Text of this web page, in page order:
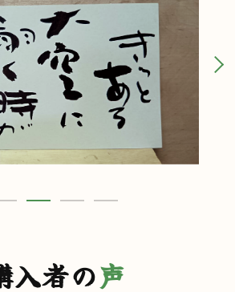
入者の声
社の保有する自己の個人情報が誤
場合には、弊社が定める手続きに
して個人情報の訂正、追加または
訂正等」といいます。）を請求する
。
ーから前項の請求を受けてその請
があると判断した場合には、遅滞
情報の訂正等を行うものとします。
規定に基づき訂正等を行った場
等を行わない旨の決定をしたとき
われているという理由、または不
取得されたものであるという理由